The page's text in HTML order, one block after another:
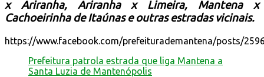
x Ariranha, Ariranha x Limeira, Mantena x
Cachoeirinha de Itaúnas e outras estradas vicinais.
https://www.facebook.com/prefeiturademantena/posts/
Prefeitura patrola estrada que liga Mantena a
Santa Luzia de Mantenópolis